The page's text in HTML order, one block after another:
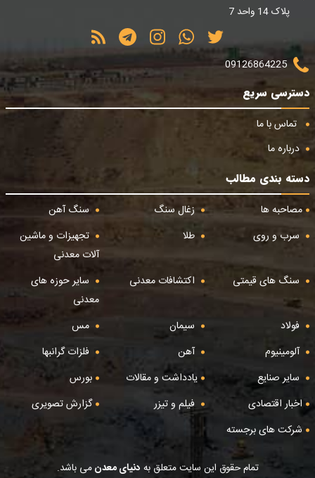
پلاک 14 واحد 7
09126864225
دسترسی سریع
تماس با ما
درباره ما
دسته بندی مطالب
مصاحبه ها
زغال سنگ
سنگ آهن
سرب و روی
طلا
تجهیزات و ماشین
آلات معدنی
سنگ های قیمتی
اکتشافات معدنی
سایر حوزه های
معدنی
فولاد
سیمان
مس
آلومینیوم
آهن
فلزات گرانبها
سایر صنایع
یادداشت و مقالات
بورس
اخبار اقتصادی
فیلم و تیزر
گزارش تصویری
شرکت های برجسته
تمام حقوق این سایت متعلق به دنیای معدنمی باشد.